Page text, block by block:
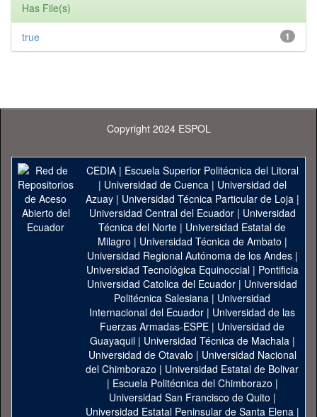
Has File(s)
1
true
Copyright 2024 ESPOL
CEDIA| Escuela Superior Politécnica del Litoral
| Universidad de Cuenca| Universidad del
Azuay| Universidad Técnica Particular de Loja|
Universidad Central del Ecuador| Universidad
Técnica del Norte | Universidad Estatal de
Milagro | Universidad Técnica de Ambato |
Universidad Regional Autónoma de los Andes|
Universidad Tecnológica Equinoccial| Pontificia
Universidad Catolica del Ecuador | Universidad
Politécnica Salesiana | Universidad
Internacional del Ecuador | Universidad de las
Fuerzas Armadas-ESPE | Universidad de
Guayaquil| Universidad Técnica de Machala|
Universidad de Otavalo | Universidad Nacional
del Chimborazo | Universidad Estatal de Bolivar
| Escuela Politécnica del Chimborazo |
Universidad San Francisco de Quito |
Universidad Estatal Peninsular de Santa Elena|